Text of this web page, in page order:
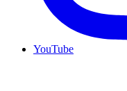
YouTube